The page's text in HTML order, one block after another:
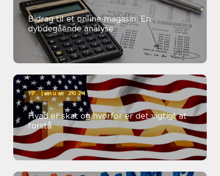
Bidrag til et online magasin: En
dybdegående analyse
17. januar 2024
Hvad er skat og hvorfor er det vigtigt at
forstå